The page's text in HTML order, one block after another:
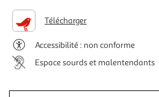
Télécharger
Accessibilité : non conforme
Espace sourds et malentendants